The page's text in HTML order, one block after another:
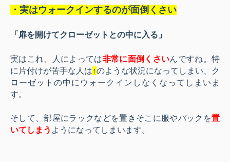
・実はウォークインするのが面倒くさい
「扉を開けてクローゼットとの中に入る」
実はこれ、人によっては非常に面倒くさいんですね。特
に片付けが苦手な人は↑のような状況になってしまい、ク
ローゼットの中にウォークインしなくなってしまいま
す。
そして、部屋にラックなどを置きそこに服やバックを置
いてしまう ようになってしまいます。